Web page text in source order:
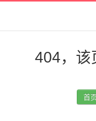
404，
首